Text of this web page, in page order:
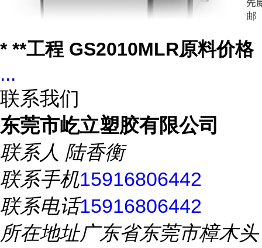
* **工程 GS2010MLR原料价格
...
联系我们
东莞市屹立塑胶有限公司
联系人 陆香衡
联系手机15916806442
联系电话15916806442
所在地址广东省东莞市樟木头